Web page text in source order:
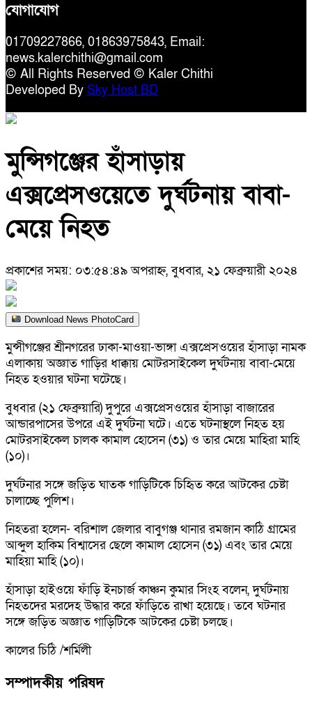
যোগাযোগ
01709227866, 01863975843, Email:
news.kalerchithi@gmail.com
© All Rights Reserved © Kaler Chithi
Developed By Sky Host BD
মুন্সিগঞ্জের হাঁসাড়ায়
এক্সপ্রেসওয়েতে দুর্ঘটনায় বাবা-
মেয়ে নিহত
প্রকাশের সময়: ০৩:৫৪:৪৯ অপরাহ্ন, বুধবার, ২১ ফেব্রুয়ারী ২০২৪
Download News PhotoCard
মুন্সীগঞ্জের শ্রীনগরের ঢাকা-মাওয়া-ভাঙ্গা এক্সপ্রেসওয়ের হাঁসাড়া নামক
এলাকায় অজ্ঞাত গাড়ির ধাক্কায় মোটরসাইকেল দুর্ঘটনায় বাবা-মেয়ে
নিহত হওয়ার ঘটনা ঘটেছে।
বুধবার (২১ ফেব্রুয়ারি) দুপুরে এক্সপ্রেসওয়ের হাঁসাড়া বাজারের
আন্ডারপাসের উপরে এই দুর্ঘটনা ঘটে। এতে ঘটনাস্থলে নিহত হয়
মোটরসাইকেল চালক কামাল হোসেন (৩১) ও তার মেয়ে মাহিরা মাহি
(১০)।
দুর্ঘটনার সঙ্গে জড়িত ঘাতক গাড়িটিকে চিহৃিত করে আটকের চেষ্টা
চালাচ্ছে পুলিশ।
নিহতরা হলেন- বরিশাল জেলার বাবুগঞ্জ থানার রমজান কাঠি গ্রামের
আব্দুল হাকিম বিশ্বাসের ছেলে কামাল হোসেন (৩১) এবং তার মেয়ে
মাহিয়া মাহি (১০)।
হাঁসাড়া হাইওয়ে ফাঁড়ি ইনচার্জ কাঞ্চন কুমার সিংহ বলেন, দুর্ঘটনায়
নিহতদের মরদেহ উদ্ধার করে ফাঁড়িতে রাখা হয়েছে। তবে ঘটনার
সঙ্গে জড়িত অজ্ঞাত গাড়িটিকে আটকের চেষ্টা চলছে।
কালের চিঠি /শর্মিলী
সম্পাদকীয় পরিষদ